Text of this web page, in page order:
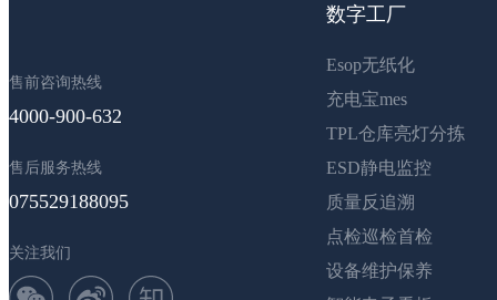
售前咨询热线
4000-900-632
售后服务热线
075529188095
关注我们
数字工厂
Esop无纸化
充电宝mes
TPL仓库亮灯分拣
ESD静电监控
质量反追溯
点检巡检首检
设备维护保养